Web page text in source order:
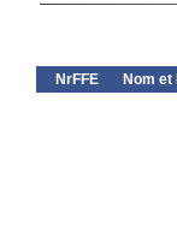
NrFFE Nom et